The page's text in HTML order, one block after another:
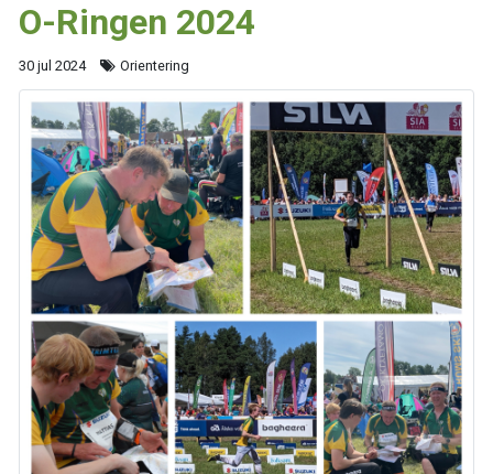
O-Ringen 2024
30 jul 2024 Orientering